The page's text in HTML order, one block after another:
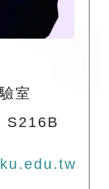
室
S216B